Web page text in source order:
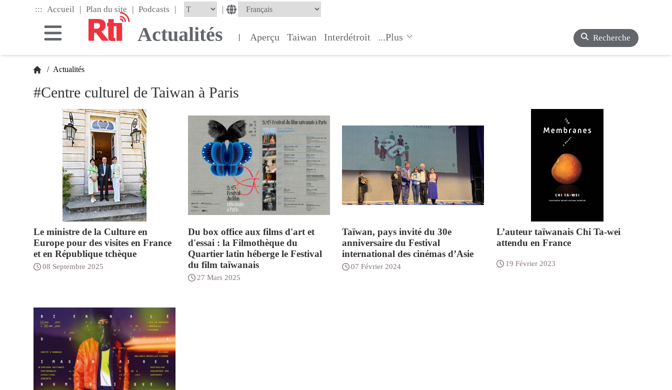
::: Accueil | Plan du site | Podcasts | |
Actualités | Aperçu Taiwan Interdétroit ...Plus Recherche
/ Actualités
#Centre culturel de Taiwan à Paris
Le ministre de la Culture en
Europe pour des visites en France
et en République tchèque
08 Septembre 2025
Du box office aux films d'art et
d'essai : la Filmothèque du
Quartier latin héberge le Festival
du film taïwanais
27 Mars 2025
Taïwan, pays invité du 30e
anniversaire du Festival
international des cinémas d’Asie
07 Février 2024
L’auteur taïwanais Chi Ta-wei
attendu en France
19 Février 2023